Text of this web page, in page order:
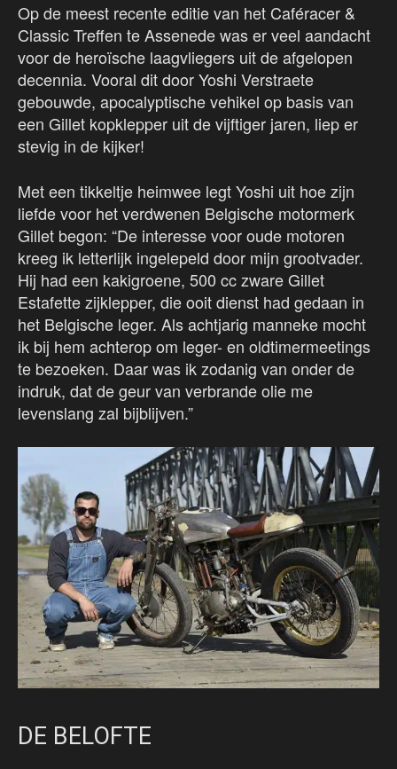
Op de meest recente editie van het Caféracer &
Classic Treffen te Assenede was er veel aandacht
voor de heroïsche laagvliegers uit de afgelopen
decennia. Vooral dit door Yoshi Verstraete
gebouwde, apocalyptische vehikel op basis van
een Gillet kopklepper uit de vijftiger jaren, liep er
stevig in de kijker!
Met een tikkeltje heimwee legt Yoshi uit hoe zijn
liefde voor het verdwenen Belgische motormerk
Gillet begon: “De interesse voor oude motoren
kreeg ik letterlijk ingelepeld door mijn grootvader.
Hij had een kakigroene, 500 cc zware Gillet
Estafette zijklepper, die ooit dienst had gedaan in
het Belgische leger. Als achtjarig manneke mocht
ik bij hem achterop om leger- en oldtimermeetings
te bezoeken. Daar was ik zodanig van onder de
indruk, dat de geur van verbrande olie me
levenslang zal bijblijven.”
DE BELOFTE